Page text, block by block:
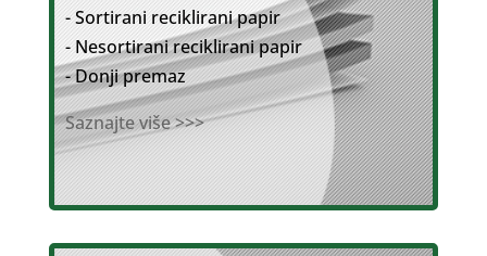
- Sortirani reciklirani papir
- Nesortirani reciklirani papir
- Donji premaz
Saznajte više >>>